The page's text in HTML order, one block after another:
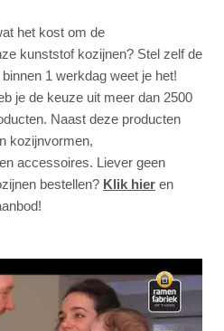
het kost om de
kunststof kozijnen? Stel zelf de
1 werkdag weet je het!
je de keuze uit meer dan 2500
Naast deze producten
kozijnvormen,
accessoires. Liever geen
bestellen? Klik hier en